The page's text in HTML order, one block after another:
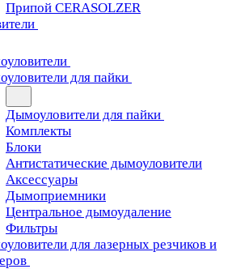
Припой CERASOLZER
для пайки
Дымоуловители для пайки
Комплекты
Блоки
Антистатические дымоуловители
Аксессуары
Дымоприемники
Центральное дымоудаление
Фильтры
для лазерных резчиков и